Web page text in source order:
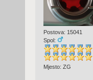
Postova: 15041
Spol:
Mjesto: ZG